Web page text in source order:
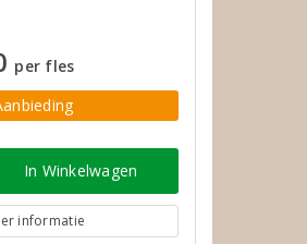
per fles
In Winkelwagen
informatie